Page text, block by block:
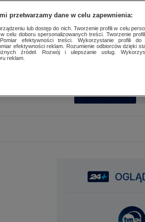
SUBSKRYBUJ
przetwarzamy dane w celu zapewnienia:
lub dostęp do nich. Tworzenie profili w celu
celu doboru spersonalizowanych treści. Tworzenie
efektywności treści. Wykorzystanie profili do
efektywności reklam. Rozumienie odbiorców dzięki
źródeł. Rozwój i ulepszanie usług.
reklam.